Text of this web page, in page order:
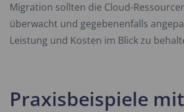
Migration sollten die Cloud-
überwacht und gegebenenfalls
Leistung und Kosten im Blick zu
Praxisbeispiele